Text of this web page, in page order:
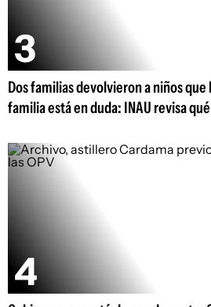
Dos familias devolvieron a niños
familia está en duda: INAU revisa